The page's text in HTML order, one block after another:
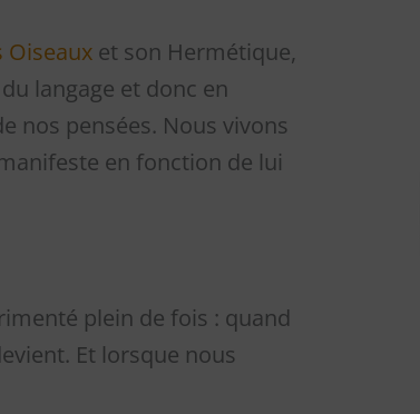
Oiseaux et son Hermétique,
langage et donc en
nos pensées. Nous vivons
en fonction de lui
plein de fois : quand
Et lorsque nous